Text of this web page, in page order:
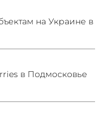
на Украине в
в Подмосковье